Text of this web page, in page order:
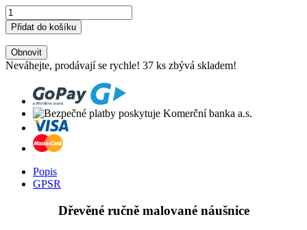
Přidat do košíku
Neváhejte, prodávají se rychle! 37 ks zbývá skladem!
Popis
GPSR
Dřevěné ručně malované náušnice